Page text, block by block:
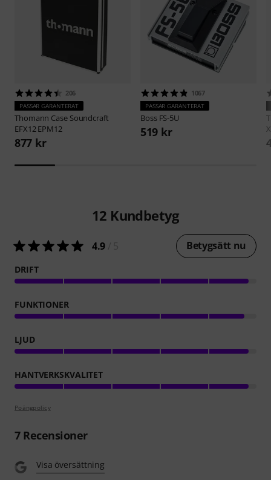
206
PASSAR GARANTERAT
Thomann Case Soundcraft
EFX12 EPM12
877 kr
1067
PASSAR GARANTERAT
Boss FS-5U
519 kr
12 Kundbetyg
4.9 Betygsätt nu
DRIFT
FUNKTIONER
LJUD
HANTVERKSKVALITET
Poängpolicy
7Recensioner
Visa översättning